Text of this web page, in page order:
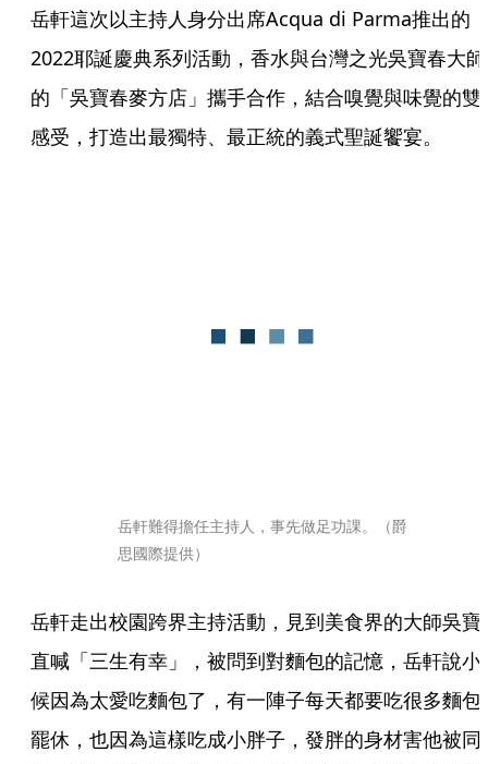
岳軒這次以主持人身分出席Acqua di Parma推出的
2022耶誕慶典系列活動，香水與台灣之光吳寶春大師
的「吳寶春麥方店」攜手合作，結合嗅覺與味覺的雙
感受，打造出最獨特、最正統的義式聖誕饗宴。
岳軒難得擔任主持人，事先做足功課。（爵
思國際提供）
岳軒走出校園跨界主持活動，見到美食界的大師吳寶
直喊「三生有幸」，被問到對麵包的記憶，岳軒說小
候因為太愛吃麵包了，有一陣子每天都要吃很多麵包
罷休，也因為這樣吃成小胖子，發胖的身材害他被同